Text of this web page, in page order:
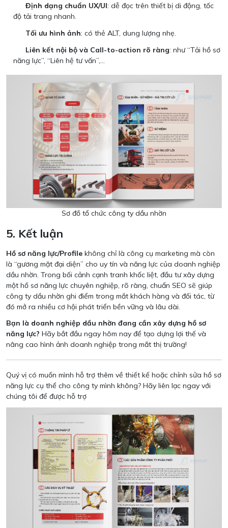
Định dạng chuẩn UX/UI: dễ đọc trên thiết bị di động, tốc
độ tải trang nhanh.
Tối ưu hình ảnh: có thẻ ALT, dung lượng nhẹ.
Liên kết nội bộ và Call-to-action rõ ràng: như “Tải hồ sơ
năng lực”, “Liên hệ tư vấn”,...
Sơ đồ tổ chức công ty dầu nhờn
5. Kết luận
Hồ sơ năng lực/Profile không chỉ là công cụ marketing mà còn
là “gương mặt đại diện” cho uy tín và năng lực của doanh nghiệp
dầu nhờn. Trong bối cảnh cạnh tranh khốc liệt, đầu tư xây dựng
một hồ sơ năng lực chuyên nghiệp, rõ ràng, chuẩn SEO sẽ giúp
công ty dầu nhờn ghi điểm trong mắt khách hàng và đối tác, từ
đó mở ra nhiều cơ hội phát triển bền vững và lâu dài.
Bạn là doanh nghiệp dầu nhờn đang cần xây dựng hồ sơ
năng lực? Hãy bắt đầu ngay hôm nay để tạo dựng lợi thế và
nâng cao hình ảnh doanh nghiệp trong mắt thị trường!
Quý vị có muốn mình hỗ trợ thêm về thiết kế hoặc chỉnh sửa hồ sơ
năng lực cụ thể cho công ty mình không? Hãy liên lạc ngay với
chúng tôi để được hỗ trợ